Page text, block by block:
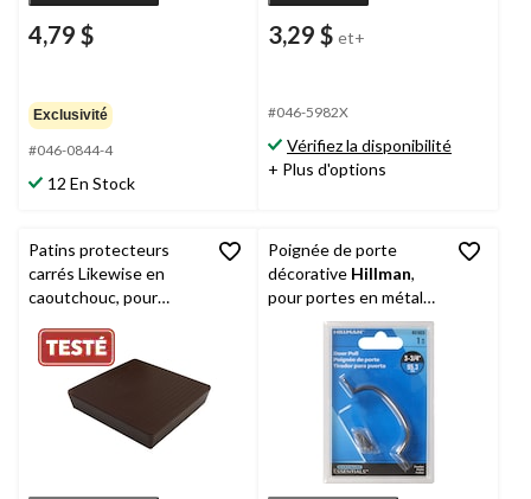
4,79 $
Exclusivité
#046-0844-4
12 En Stock
3,29 $ et+
#046-5982X
Vérifiez la disponibilité
+ Plus d'options
Patins protecteurs
carrés Likewise en
caoutchouc, pour
roulettes, brun, 3 po,
paq. 2
Poignée de porte
décorative Hillman,
pour portes en métal
et en bois, étain, 3-3/4